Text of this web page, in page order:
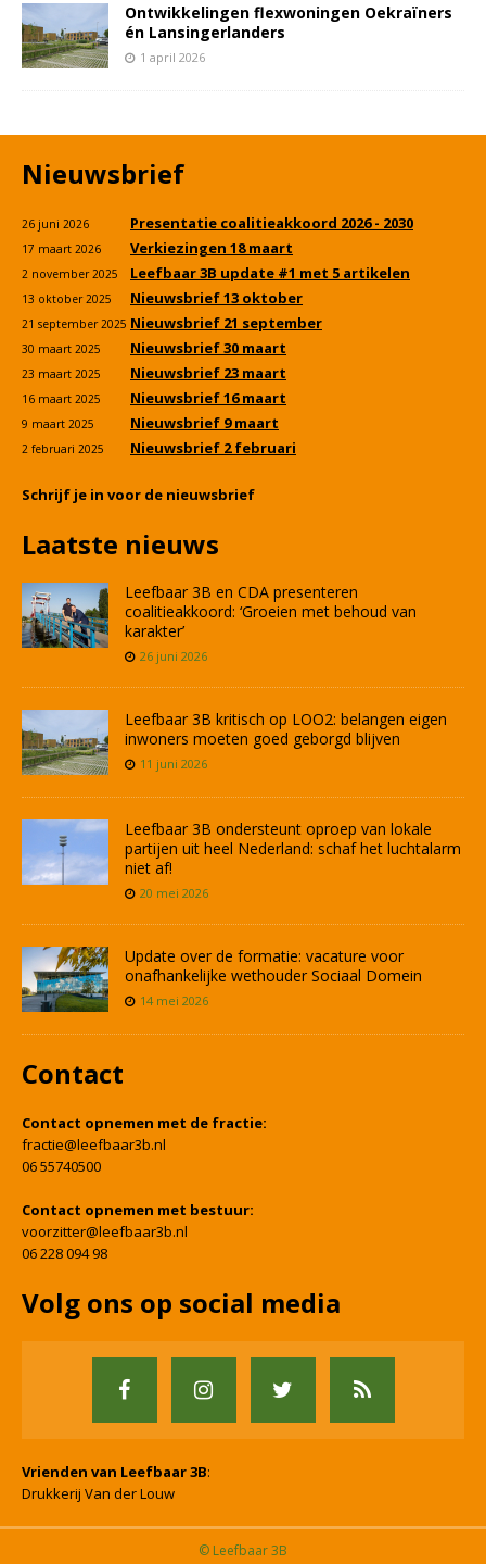
Ontwikkelingen flexwoningen Oekraïners
én Lansingerlanders
1 april 2026
Nieuwsbrief
26 juni 2026 Presentatie coalitieakkoord 2026 - 2030
17 maart 2026 Verkiezingen 18 maart
2 november 2025 Leefbaar 3B update #1 met 5 artikelen
13 oktober 2025 Nieuwsbrief 13 oktober
21 september 2025 Nieuwsbrief 21 september
30 maart 2025 Nieuwsbrief 30 maart
23 maart 2025 Nieuwsbrief 23 maart
16 maart 2025 Nieuwsbrief 16 maart
9 maart 2025 Nieuwsbrief 9 maart
2 februari 2025 Nieuwsbrief 2 februari
Schrijf je in voor de nieuwsbrief
Laatste nieuws
Leefbaar 3B en CDA presenteren
coalitieakkoord: ‘Groeien met behoud van
karakter’
26 juni 2026
Leefbaar 3B kritisch op LOO2: belangen eigen
inwoners moeten goed geborgd blijven
11 juni 2026
Leefbaar 3B ondersteunt oproep van lokale
partijen uit heel Nederland: schaf het luchtalarm
niet af!
20 mei 2026
Update over de formatie: vacature voor
onafhankelijke wethouder Sociaal Domein
14 mei 2026
Contact
Contact opnemen met de fractie:
fractie@leefbaar3b.nl
06 55740500
Contact opnemen met bestuur:
voorzitter@leefbaar3b.nl
06 228 094 98
Volg ons op social media
Vrienden van Leefbaar 3B:
Drukkerij Van der Louw
© Leefbaar 3B